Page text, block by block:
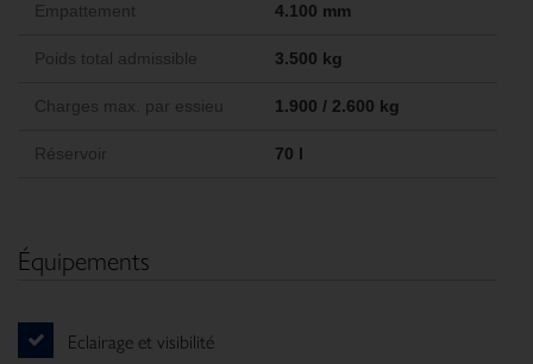
Empattement 4.100 mm
Poids total admissible 3.500 kg
Charges max. par essieu 1.900 / 2.600 kg
Réservoir 70 l
Équipements
Eclairage et visibilité